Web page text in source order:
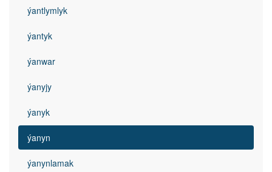
ýantlymlyk
ýantyk
ýanwar
ýanyjy
ýanyk
ýanyn
ýanynlamak